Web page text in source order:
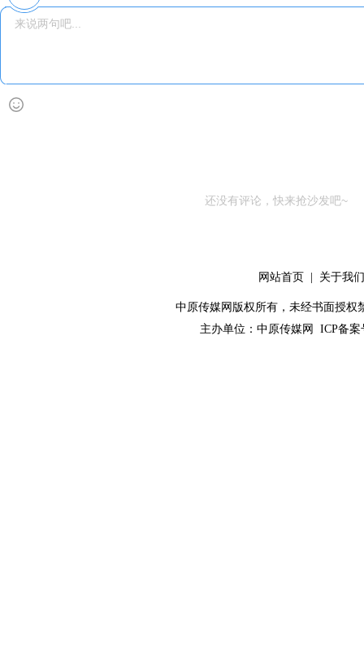
还没有评论，快来抢沙发吧~
网站首页 关于我们
中原传媒网版权所有，未经书面授权
主办单位： 中原传媒网 ICP备案